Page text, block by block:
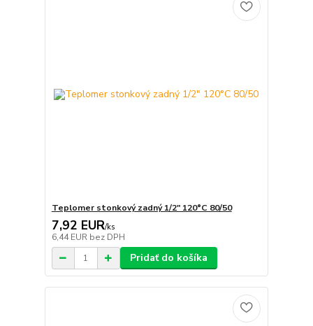
Teplomer stonkový zadný 1/2" 120°C 80/50
7,92 EUR/ks
6,44 EUR bez DPH
Pridať do košíka